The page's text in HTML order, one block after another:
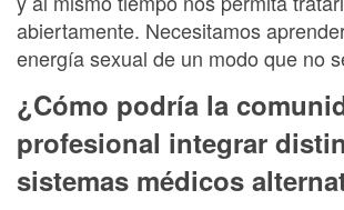
abiertamente. Necesitamos
energía sexual de un modo que no
¿Cómo podría la
profesional integrar
sistemas médicos